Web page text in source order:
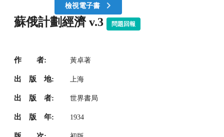
檢視電子書
蘇俄計劃經濟 v.3 問題回報
作 者: 黃卓著
出 版 地: 上海
出 版 者: 世界書局
出 版 年: 1934